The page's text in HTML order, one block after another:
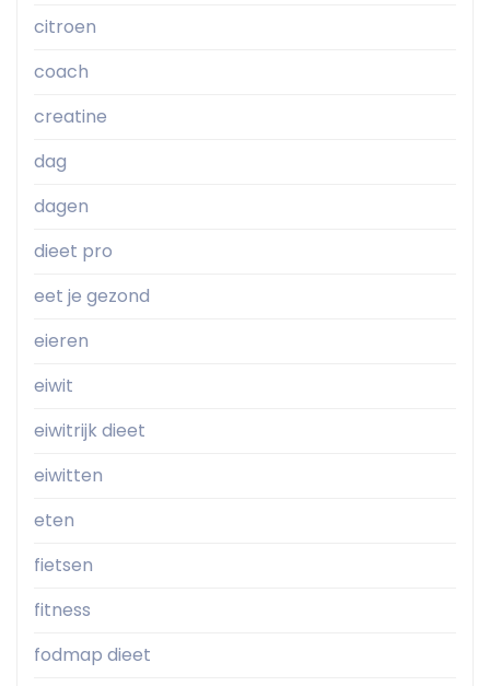
citroen
coach
creatine
dag
dagen
dieet pro
eet je gezond
eieren
eiwit
eiwitrijk dieet
eiwitten
eten
fietsen
fitness
fodmap dieet